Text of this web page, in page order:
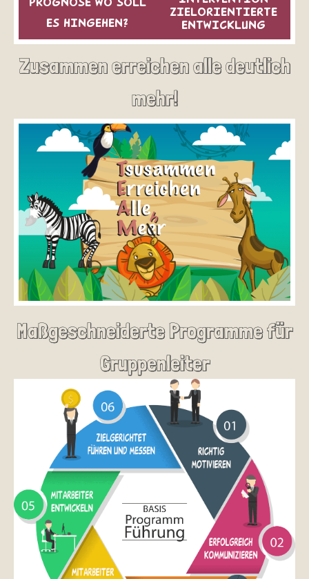
PROGNOSE WO SOLL
ES HINGEHEN?
ZIELORIENTIERTE
ENTWICKLUNG
Zusammen erreichen alle deutlich
mehr!
Maßgeschneiderte Programme für
Gruppenleiter